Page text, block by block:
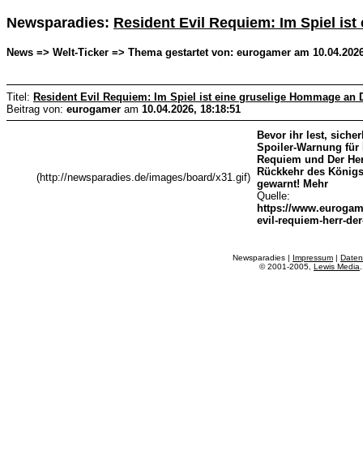
Newsparadies: Resident Evil Requiem: Im Spiel
News => Welt-Ticker => Thema gestartet von: eurogamer am
Titel: Resident Evil Requiem: Im Spiel ist eine gruselige Hommage an
Beitrag von: eurogamer am 10.04.2026, 18:18:51
(http://newsparadies.de/images/board/x31.gif)
Bevor ihr lest,
Spoiler-Warnung für
Requiem und Der
Rückkehr des
gewarnt! Mehr
Quelle:
https://
evil-requiem-herr-
Newsparadies | Impressum |
© 2001-2005, Lewis Media